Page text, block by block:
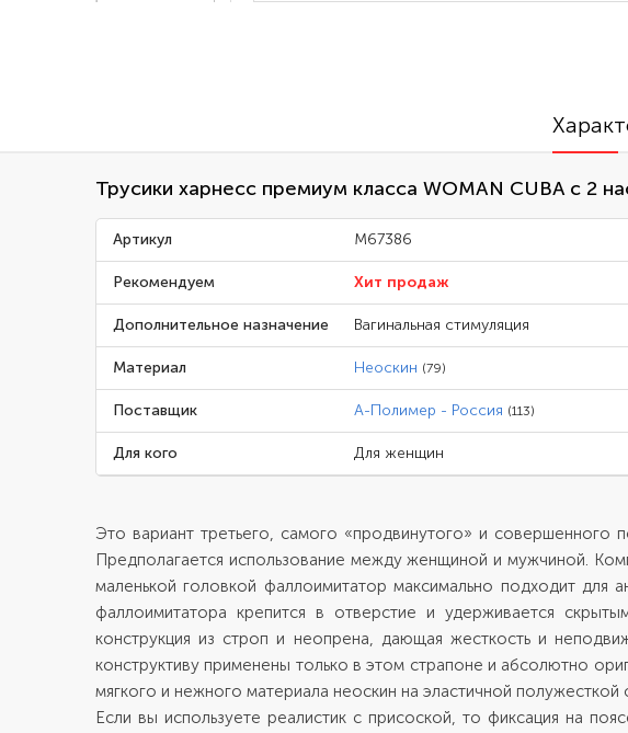
Трусики харнесс премиум класса WOMAN CUBA с 2
Артикул M67386
Рекомендуем Хит продаж
Дополнительное назначение Вагинальная стимуляция
Материал Неоскин (79)
Поставщик А-Полимер - Россия (113)
Для кого Для женщин
Это вариант третьего, самого «продвинутого» и
Предполагается использование между женщиной и мужчиной.
маленькой головкой фаллоимитатор максимально подходит для
фаллоимитатора крепится в отверстие и удерживается
конструкция из строп и неопрена, дающая жесткость и
конструктиву применены только в этом страпоне и абсолютно
мягкого и нежного материала неоскин на эластичной
Если вы используете реалистик с присоской, то фиксация на